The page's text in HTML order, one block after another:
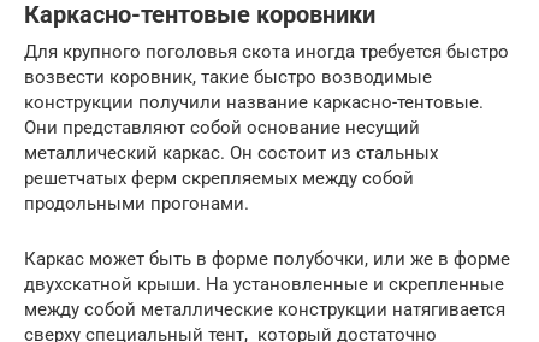
Каркасно-тентовые коровники
Для крупного поголовья скота иногда требуется быстро
возвести коровник, такие быстро возводимые
конструкции получили название каркасно-тентовые.
Они представляют собой основание несущий
металлический каркас. Он состоит из стальных
решетчатых ферм скрепляемых между собой
продольными прогонами.
Каркас может быть в форме полубочки, или же в форме
двухскатной крыши. На установленные и скрепленные
между собой металлические конструкции натягивается
сверху специальный тент, который достаточно